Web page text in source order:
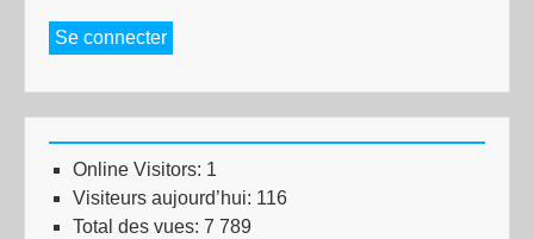
Se connecter
Online Visitors: 1
Visiteurs aujourd’hui: 116
Total des vues: 7 789